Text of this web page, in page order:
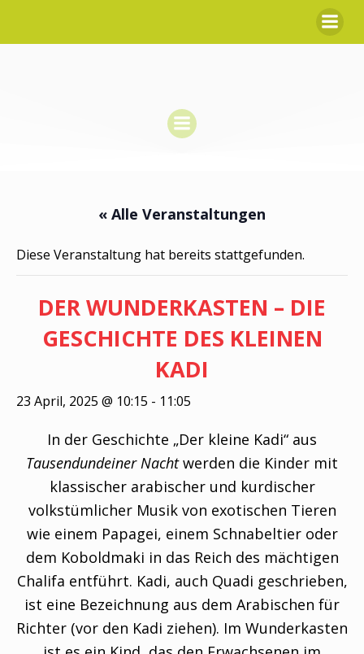
springen
« Alle Veranstaltungen
Diese Veranstaltung hat bereits stattgefunden.
DER WUNDERKASTEN – DIE
GESCHICHTE DES KLEINEN
KADI
23 April, 2025 @ 10:15 - 11:05
In der Geschichte „Der kleine Kadi“ aus
Tausendundeiner Nachtwerden die Kinder mit
klassischer arabischer und kurdischer
volkstümlicher Musik von exotischen Tieren
wie einem Papagei, einem Schnabeltier oder
dem Koboldmaki in das Reich des mächtigen
Chalifa entführt. Kadi, auch Quadi geschrieben,
ist eine Bezeichnung aus dem Arabischen für
Richter (vor den Kadi ziehen). Im Wunderkasten